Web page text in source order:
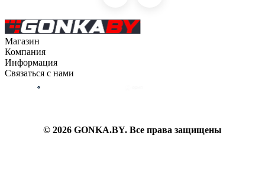
Магазин
Каталог
Компания
О компании
Информация
Связаться с нами
© 2026 GONKA.BY. Все права защищены